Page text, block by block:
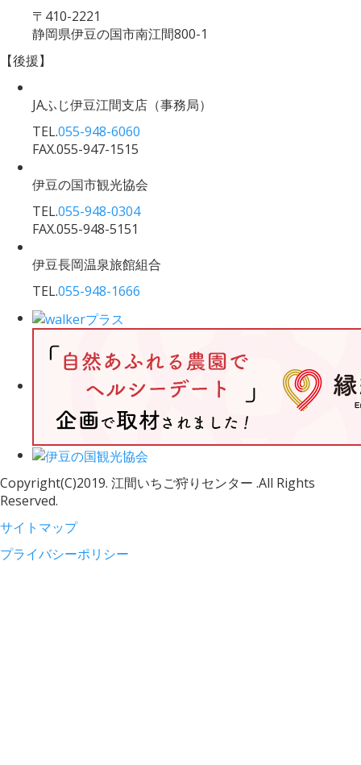
〒410-2221
静岡県伊豆の国市南江間800-1
【後援】
JAふじ伊豆江間支店 （事務局）
TEL.055-948-6060
FAX.055-947-1515
伊豆の国市観光協会
TEL.055-948-0304
FAX.055-948-5151
伊豆長岡温泉旅館組合
TEL.055-948-1666
Copyright(C)2019. 江間いちご狩りセンター .All Rights
Reserved.
サイトマップ
プライバシーポリシー